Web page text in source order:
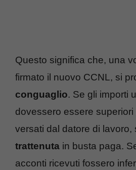
Questo significa che, una
firmato il nuovo CCNL, si
conguaglio. Se gli importi
dovessero essere superiori
versati dal datore di lavoro,
trattenuta in busta paga.
acconti ricevuti fossero